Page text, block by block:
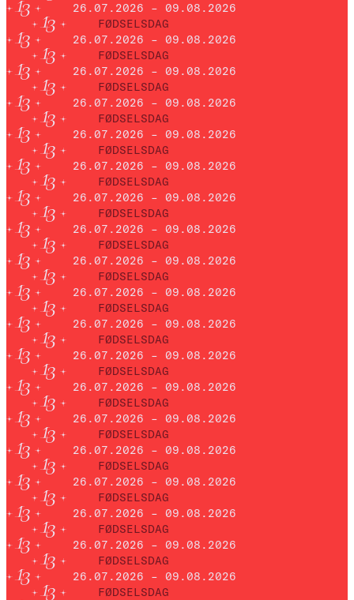
26.07.2026 – 09.08.2026
FØDSELSDAG
26.07.2026 – 09.08.2026
FØDSELSDAG
26.07.2026 – 09.08.2026
FØDSELSDAG
26.07.2026 – 09.08.2026
FØDSELSDAG
26.07.2026 – 09.08.2026
FØDSELSDAG
26.07.2026 – 09.08.2026
FØDSELSDAG
26.07.2026 – 09.08.2026
FØDSELSDAG
26.07.2026 – 09.08.2026
FØDSELSDAG
26.07.2026 – 09.08.2026
FØDSELSDAG
26.07.2026 – 09.08.2026
FØDSELSDAG
26.07.2026 – 09.08.2026
FØDSELSDAG
26.07.2026 – 09.08.2026
FØDSELSDAG
26.07.2026 – 09.08.2026
FØDSELSDAG
26.07.2026 – 09.08.2026
FØDSELSDAG
26.07.2026 – 09.08.2026
FØDSELSDAG
26.07.2026 – 09.08.2026
FØDSELSDAG
26.07.2026 – 09.08.2026
FØDSELSDAG
26.07.2026 – 09.08.2026
FØDSELSDAG
26.07.2026 – 09.08.2026
FØDSELSDAG